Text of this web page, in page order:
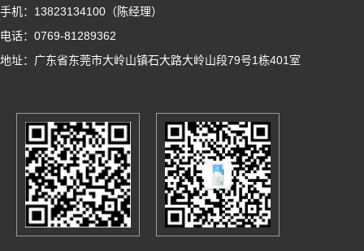
手机：13823134100（陈经理）
电话：0769-81289362
地址：广东省东莞市大岭山镇石大路大岭山段79号1栋401室